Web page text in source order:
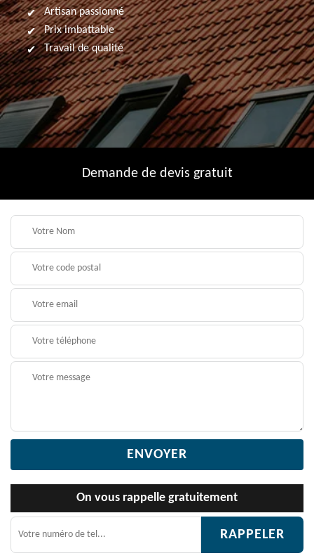
Artisan passionné
Prix imbattable
Travail de qualité
Demande de devis gratuit
On vous rappelle gratuitement